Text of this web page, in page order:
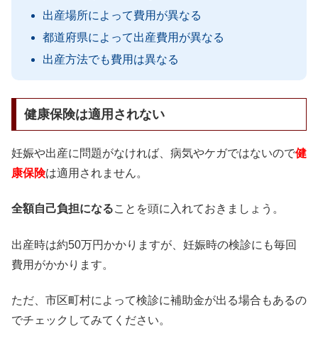
出産場所によって費用が異なる
都道府県によって出産費用が異なる
出産方法でも費用は異なる
健康保険は適用されない
妊娠や出産に問題がなければ、病気やケガではないので健
康保険は適用されません。
全額自己負担になることを頭に入れておきましょう。
出産時は約50万円かかりますが、妊娠時の検診にも毎回
費用がかかります。
ただ、市区町村によって検診に補助金が出る場合もあるの
でチェックしてみてください。